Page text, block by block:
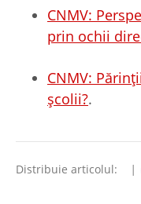
CNMV:
prin ochii
CNMV:
școlii?.
Distribuie articolul: |